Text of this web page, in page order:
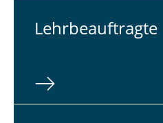
Lehr­be­auf­trag­te